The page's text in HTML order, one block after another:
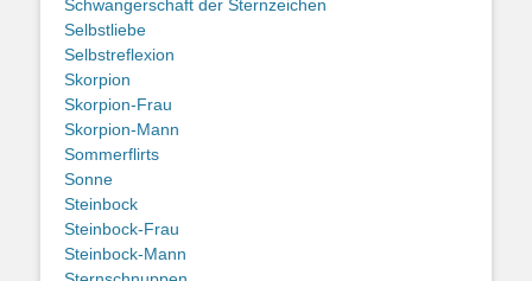
Schwangerschaft der Sternzeichen
Selbstliebe
Selbstreflexion
Skorpion
Skorpion-Frau
Skorpion-Mann
Sommerflirts
Sonne
Steinbock
Steinbock-Frau
Steinbock-Mann